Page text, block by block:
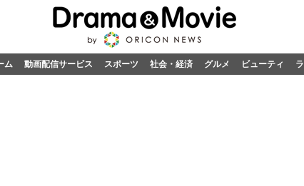
ム 動画配信サービス スポーツ 社会・経済 グルメ ビューティ